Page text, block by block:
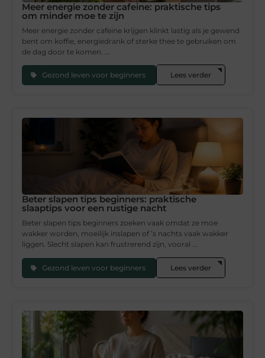
Meer energie zonder cafeine: praktische tips
om minder moe te zijn
Meer energie zonder cafeine krijgen klinkt lastig als je gewend
bent om koffie, energiedrank of sterke thee te gebruiken om
de dag door te komen. ...
Gezond leven voor beginners Lees verder
Beter slapen tips beginners: praktische
slaaptips voor een rustige nacht
Beter slapen tips beginners zoeken vaak omdat ze moe
wakker worden, moeilijk inslapen of ’s nachts vaak wakker
liggen. Slecht slapen kan frustrerend zijn, vooral ...
Gezond leven voor beginners Lees verder